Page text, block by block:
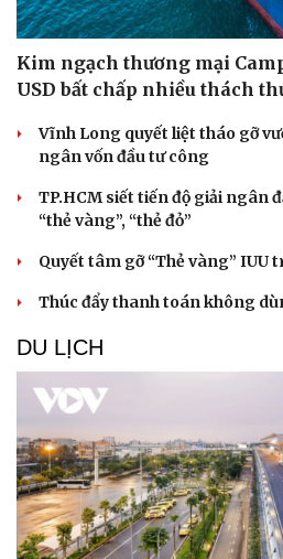
Sức khỏe
Dinh dưỡng - món ngon
Cây thuốc
Sản phụ khoa
Nhi khoa
Kim ngạch thương mại
USD bất chấp nhiều thách
Vĩnh Long quyết liệt tháo gỡ
ngân vốn đầu tư công
TP.HCM siết tiến độ giải ngân
“thẻ vàng”, “thẻ đỏ”
Quyết tâm gỡ “Thẻ vàng” IUU
Thúc đẩy thanh toán không
DU LỊCH